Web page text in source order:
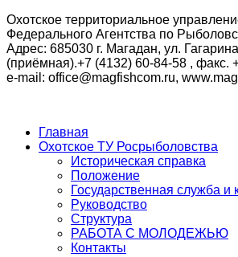
Охотское территориальное
Федерального Агентства по
Адрес: 685030 г. Магадан, ул.
(приёмная).+7 (4132) 60-84-58 , факс.
e-mail: office@magfishcom.ru,
Главная
Охотское ТУ Росрыболовства
Историческая справка
Положение
Государственная служба и
Руководство
Структура
РАБОТА С МОЛОДЕЖЬЮ
Контакты